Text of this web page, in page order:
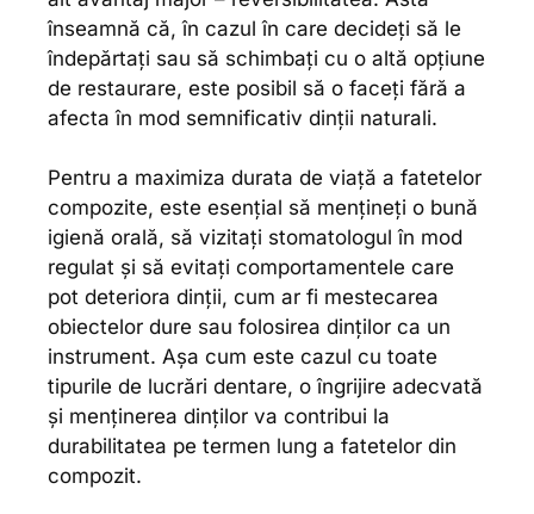
înseamnă că, în cazul în care decideți să le
îndepărtați sau să schimbați cu o altă opțiune
de restaurare, este posibil să o faceți fără a
afecta în mod semnificativ dinții naturali.
Pentru a maximiza durata de viață a fatetelor
compozite, este esențial să mențineți o bună
igienă orală, să vizitați stomatologul în mod
regulat și să evitați comportamentele care
pot deteriora dinții, cum ar fi mestecarea
obiectelor dure sau folosirea dinților ca un
instrument. Așa cum este cazul cu toate
tipurile de lucrări dentare, o îngrijire adecvată
și menținerea dinților va contribui la
durabilitatea pe termen lung a fatetelor din
compozit.